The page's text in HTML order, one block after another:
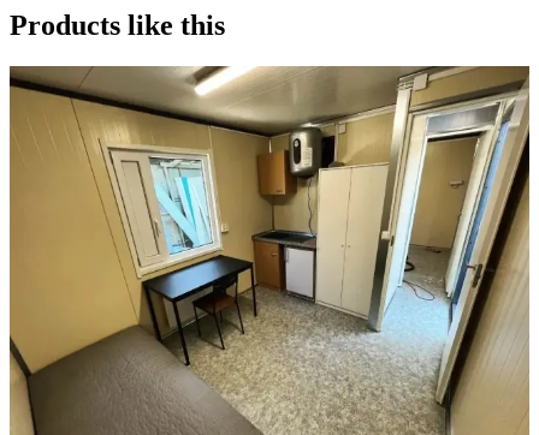
Products like this